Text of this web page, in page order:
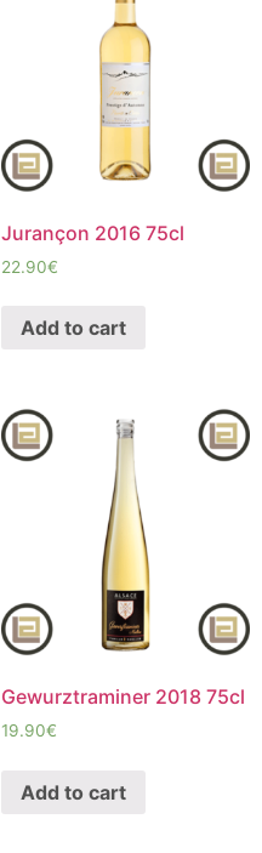
Jurançon 2016 75cl
22.90€
Add to cart
Gewurztraminer 2018 75cl
19.90€
Add to cart